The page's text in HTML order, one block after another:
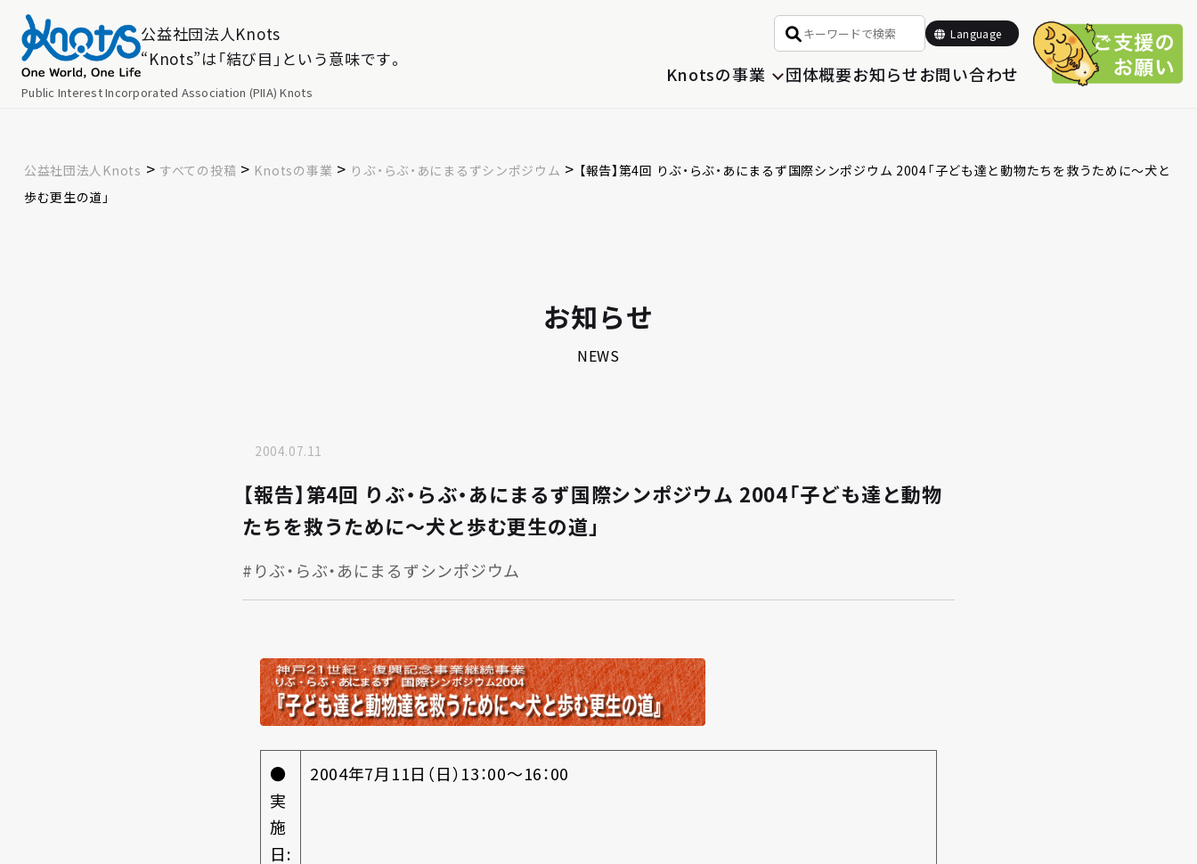
公益社団法人Knots
“Knots”は「結び目」という意味です。
Public Interest Incorporated Association (PIIA) Knots
Language
Select Language▼
Knotsの事業
団体概要お知らせお問い合わせ
公益社団法人Knots > すべての投稿 > Knotsの事業 > りぶ・らぶ・あにまるずシンポジウム > 【報告】第4回 りぶ・らぶ・あにまるず国際シンポジウム 2004「子ども達と動物たちを救うために～犬と
歩む更生の道」
お知らせ
NEWS
2004.07.11
【報告】第4回 りぶ・らぶ・あにまるず国際シンポジウム 2004「子ども達と動物
たちを救うために～犬と歩む更生の道」
#りぶ・らぶ・あにまるずシンポジウム
●
実
施
日:
2004年7月11日（日）13：00～16：00